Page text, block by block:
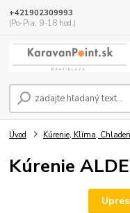
+421902309993
(Po-Pia, 9-18 hod.)
Úvod Kúrenie, Klíma,
Kúrenie ALDE